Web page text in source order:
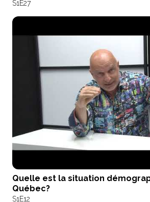
S1E27
Quelle est la situation
Québec?
S1E12